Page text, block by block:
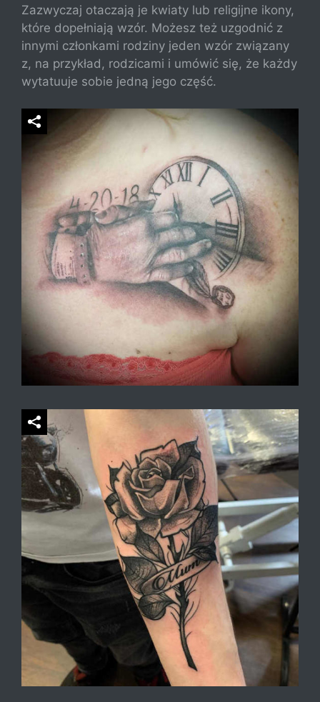
Zazwyczaj otaczają je kwiaty lub religijne ikony,
które dopełniają wzór. Możesz też uzgodnić z
innymi członkami rodziny jeden wzór związany
z, na przykład, rodzicami i umówić się, że każdy
wytatuuje sobie jedną jego część.